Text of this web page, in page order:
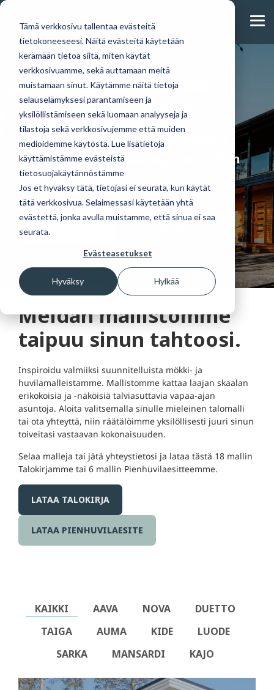
Tämä verkkosivu tallentaa evästeitä
tietokoneeseesi. Näitä evästeitä käytetään
kerämään tietoa siitä, miten käytät
verkkosivuamme, sekä auttamaan meitä
muistamaan sinut. Käytämme näitä tietoja
selauselämyksesi parantamiseen ja
yksilöllistämiseen sekä luomaan analyyseja ja
tilastoja sekä verkkosivujemme että muiden
medioidemme käytöstä. Lue lisätietoja
käyttämistämme evästeistä
tietosuojakäytännöstämme
Jos et hyväksy tätä, tietojasi ei seurata, kun käytät
tätä verkkosivua. Selaimessasi käytetään yhtä
evästettä, jonka avulla muistamme, että sinua ei saa
seurata.
Evästeasetukset
Hyväksy Hylkää
Skip
main
content.
Huvila- ja
mökkimallistostamme
löydät modernit
ja perinteiset
suosikit.
Suunnittelemme
malleja myös
yksilöllisesti.
Mökit ja huvilat
Tutustu
omakotitalomalleihimme.
PolarHouse-
talopaketti
tarjoaa
vapauden
muokata
suunnitelmia ja
materiaaleja
toiveidesi
mukaan.
Täältä löydät tulevat
mökkinäyttelyt,
tapahtumat ja muut
ajankohtaiset uutiset
Ajankohtaista
Lue blogistamme
uusimmat artikkelit ja
tutustu lähemmin
hirsitalopaketin
hankintaan ja
Blogi
Huippulaadukas
hirsitalopaketti
Me osaamme rakentaa kestävästi
juuri sinun tarpeisiisi sopivan mökin
tai huvilan.
Meidän mallistomme
taipuu sinun tahtoosi.
Inspiroidu valmiiksi suunnitelluista mökki- ja
huvilamalleistamme. Mallistomme kattaa laajan skaalan
erikokoisia ja -näköisiä talviasuttavia vapaa-ajan
asuntoja. Aloita valitsemalla sinulle mieleinen talomalli
tai ota yhteyttä, niin räätälöimme yksilöllisesti juuri sinun
toiveitasi vastaavan kokonaisuuden.
Selaa malleja tai jätä yhteystietosi ja lataa tästä 18 mallin
Talokirjamme tai 6 mallin Pienhuvilaesitteemme.
LATAA TALOKIRJA
LATAA PIENHUVILAESITE
KAIKKI AAVA NOVA
DUETTO
TAIGA
AUMA KIDE
LUODE
SARKA
MANSARDI KAJO